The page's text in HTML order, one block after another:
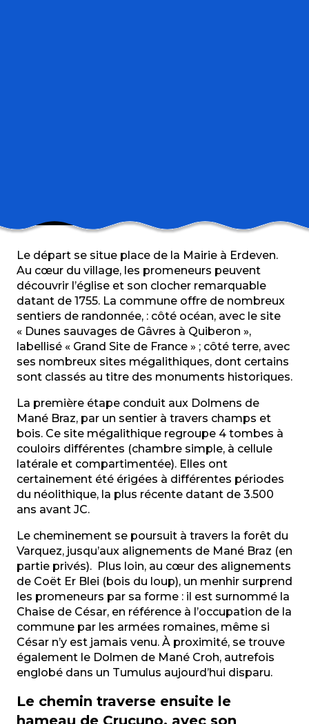
Le départ se situe place de la Mairie à Erdeven.
Au cœur du village, les promeneurs peuvent
découvrir l’église et son clocher remarquable
datant de 1755. La commune offre de nombreux
sentiers de randonnée, : côté océan, avec le site
« Dunes sauvages de Gâvres à Quiberon »,
labellisé « Grand Site de France » ; côté terre, avec
ses nombreux sites mégalithiques, dont certains
sont classés au titre des monuments historiques.
La première étape conduit aux Dolmens de
Mané Braz, par un sentier à travers champs et
bois. Ce site mégalithique regroupe 4 tombes à
couloirs différentes (chambre simple, à cellule
latérale et compartimentée). Elles ont
certainement été érigées à différentes périodes
du néolithique, la plus récente datant de 3.500
ans avant JC.
Le cheminement se poursuit à travers la forêt du
Varquez, jusqu’aux alignements de Mané Braz (en
partie privés). Plus loin, au cœur des alignements
de Coët Er Blei (bois du loup), un menhir surprend
les promeneurs par sa forme : il est surnommé la
Chaise de César, en référence à l’occupation de la
commune par les armées romaines, même si
César n’y est jamais venu. À proximité, se trouve
également le Dolmen de Mané Croh, autrefois
englobé dans un Tumulus aujourd’hui disparu.
Le chemin traverse ensuite le
hameau de Crucuno, avec son